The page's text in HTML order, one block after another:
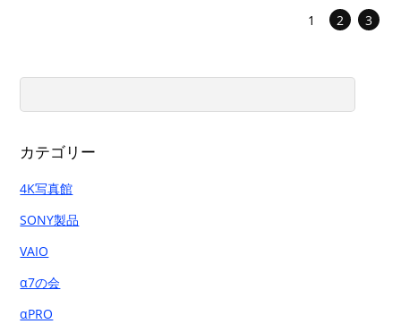
1 2 3
カテゴリー
4K写真館
SONY製品
VAIO
α7の会
αPRO